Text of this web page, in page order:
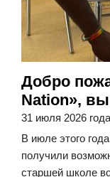
Добро
Nation»,
31 июля 2026 года
В июле этого
получили
старшей школе